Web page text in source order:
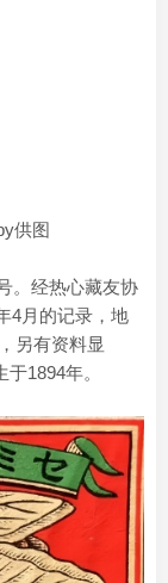
供图
。经热心藏友协
4月的记录，地
另有资料显
1894年。